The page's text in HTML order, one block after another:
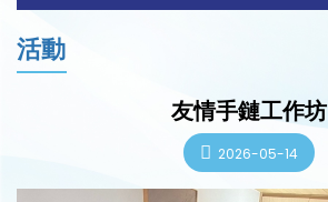
活動
友情手鏈工作坊
2026-05-14